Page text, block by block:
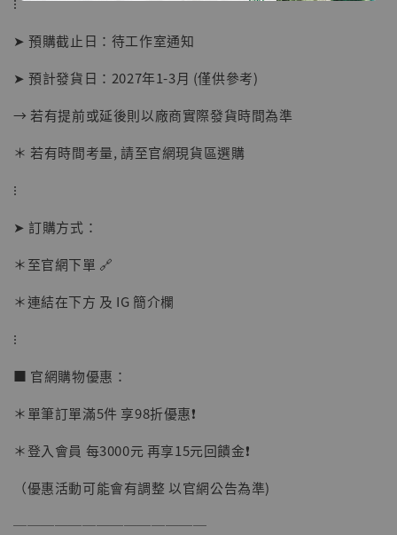
NT$ 4,980
➤ 預購截止日：待工作室通知
➤ 預計發貨日：2027年1-3月 (僅供參考)
→ 若有提前或延後則以廠商實際發貨時間為準
＊ 若有時間考量, 請至官網現貨區選購
⁝
➤ 訂購方式：
＊至官網下單 🔗
＊連結在下方 及 IG 簡介欄
⁝
■ 官網購物優惠：
＊單筆訂單滿5件 享98折優惠❗️
＊登入會員 每3000元 再享15元回饋金❗️
（優惠活動可能會有調整 以官網公告為準)
──────────────